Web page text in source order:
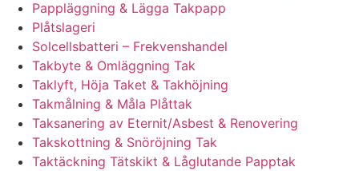
Pappläggning & Lägga Takpapp
Plåtslageri
Solcellsbatteri – Frekvenshandel
Takbyte & Omläggning Tak
Taklyft, Höja Taket & Takhöjning
Takmålning & Måla Plåttak
Taksanering av Eternit/Asbest & Renovering
Takskottning & Snöröjning Tak
Taktäckning Tätskikt & Låglutande Papptak